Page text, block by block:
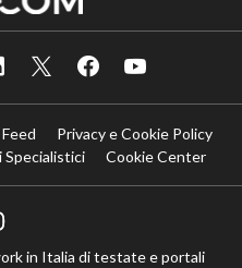
Privacy e Cookie Policy
Cookie Center
in Italia di testate e portali